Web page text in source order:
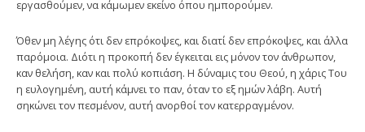
εργασθούμεν, να κάμωμεν εκείνο όπου ημπορούμεν.
Όθεν μη λέγης ότι δεν επρόκοψες, και διατί δεν επρόκοψες, και άλλα
παρόμοια. Διότι η προκοπή δεν έγκειται εις μόνον τον άνθρωπον,
καν θελήση, καν και πολύ κοπιάση. Η δύναμις του Θεού, η χάρις Του
η ευλογημένη, αυτή κάμνει το παν, όταν το εξ ημών λάβη. Αυτή
σηκώνει τον πεσμένον, αυτή ανορθοί τον κατερραγμένον.